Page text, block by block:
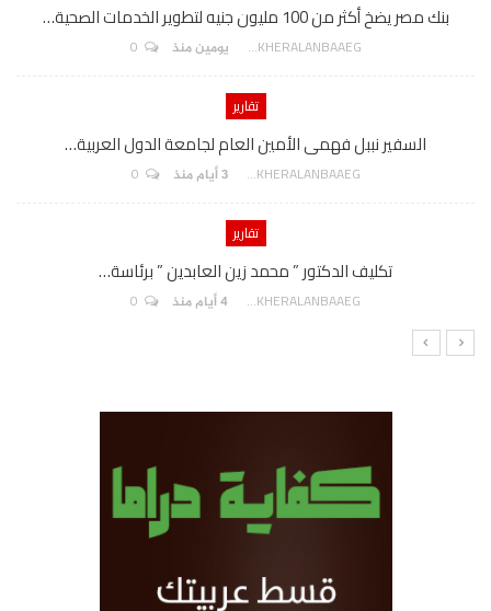
بنك مصر يضخ أكثر من 100 مليون جنيه لتطوير الخدمات الصحية…
AKHERALANBAAEG يومين منذ
تقارير
السفير نببل فهمى الأمين العام لجامعة الدول العربية…
AKHERALANBAAEG 3 أيام منذ
تقارير
تكليف الدكتور ” محمد زين العابدين ” برئاسة…
AKHERALANBAAEG 4 أيام منذ